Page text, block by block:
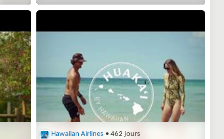
Hawaiian Airlines • 462 jours